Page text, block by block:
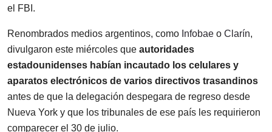
el FBI.
Renombrados medios argentinos, como Infobae o Clarín,
divulgaron este miércoles que autoridades
estadounidenses habían incautado los celulares y
aparatos electrónicos de varios directivos trasandinos
antes de que la delegación despegara de regreso desde
Nueva York y que los tribunales de ese país les requirieron
comparecer el 30 de julio.